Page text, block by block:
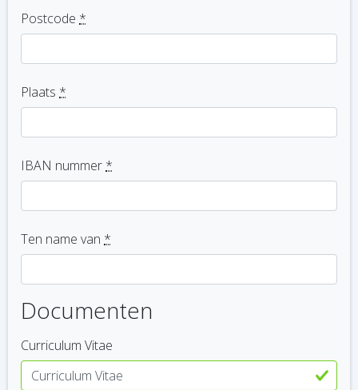
Postcode *
Plaats *
IBAN nummer *
Ten name van *
Documenten
Curriculum Vitae